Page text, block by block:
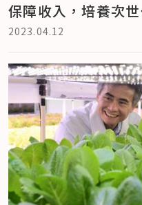
保障收入，培養次
2023.04.12